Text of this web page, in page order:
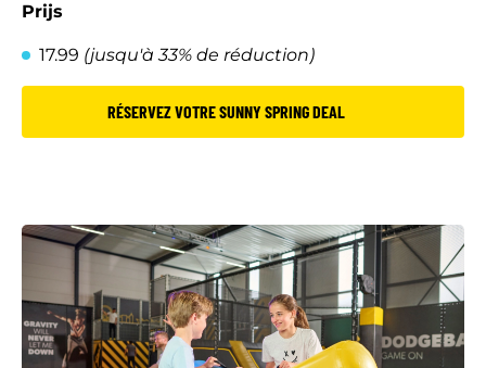
Prijs
17.99 (jusqu'à 33% de réduction)
RÉSERVEZ VOTRE SUNNY SPRING DEAL